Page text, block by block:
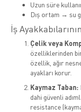
Uzun süre
Dış ortam → su
İş
Çelik veya
özelliklerinden
özellik, ağır
ayakları korur.
Kaymaz Taban:
dahi güvenli
resistance